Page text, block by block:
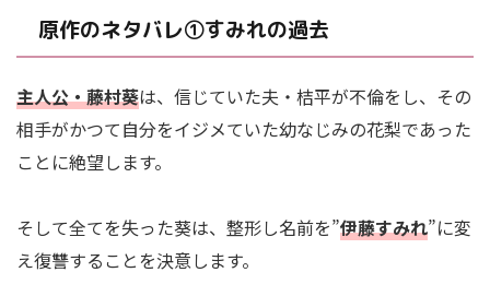
原作のネタバレ①すみれの過去
主人公・藤村葵は、信じていた夫・桔平が不倫をし、その
相手がかつて自分をイジメていた幼なじみの花梨であった
ことに絶望します。
そして全てを失った葵は、整形し名前を”伊藤すみれ”に変
え復讐することを決意します。